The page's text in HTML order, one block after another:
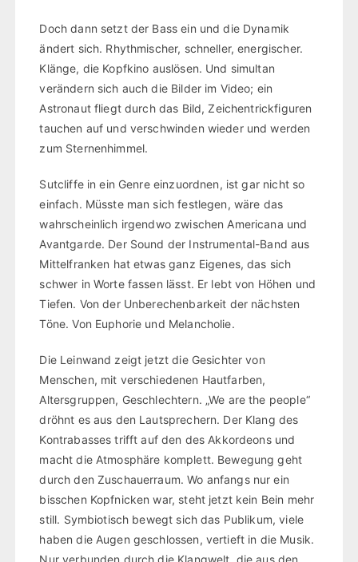
Doch dann setzt der Bass ein und die Dynamik
ändert sich. Rhythmischer, schneller, energischer.
Klänge, die Kopfkino auslösen. Und simultan
verändern sich auch die Bilder im Video; ein
Astronaut fliegt durch das Bild, Zeichentrickfiguren
tauchen auf und verschwinden wieder und werden
zum Sternenhimmel.
Sutcliffe in ein Genre einzuordnen, ist gar nicht so
einfach. Müsste man sich festlegen, wäre das
wahrscheinlich irgendwo zwischen Americana und
Avantgarde. Der Sound der Instrumental-Band aus
Mittelfranken hat etwas ganz Eigenes, das sich
schwer in Worte fassen lässt. Er lebt von Höhen und
Tiefen. Von der Unberechenbarkeit der nächsten
Töne. Von Euphorie und Melancholie.
Die Leinwand zeigt jetzt die Gesichter von
Menschen, mit verschiedenen Hautfarben,
Altersgruppen, Geschlechtern. „We are the people“
dröhnt es aus den Lautsprechern. Der Klang des
Kontrabasses trifft auf den des Akkordeons und
macht die Atmosphäre komplett. Bewegung geht
durch den Zuschauerraum. Wo anfangs nur ein
bisschen Kopfnicken war, steht jetzt kein Bein mehr
still. Symbiotisch bewegt sich das Publikum, viele
haben die Augen geschlossen, vertieft in die Musik.
Nur verbunden durch die Klangwelt, die aus den